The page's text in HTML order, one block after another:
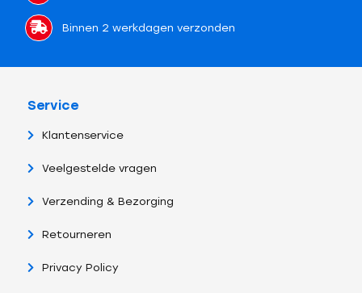
Binnen 2 werkdagen verzonden
Service
Klantenservice
Veelgestelde vragen
Verzending & Bezorging
Retourneren
Privacy Policy